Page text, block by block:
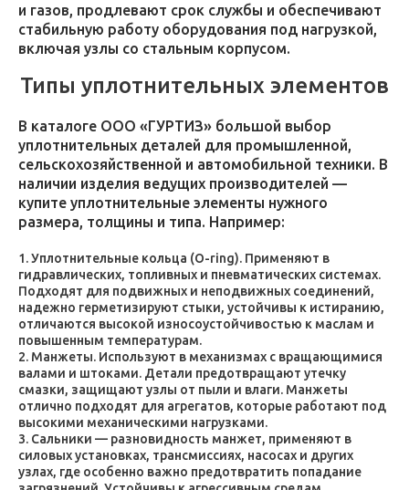
и газов, продлевают срок службы и обеспечивают
стабильную работу оборудования под нагрузкой,
включая узлы со стальным корпусом.
Типы уплотнительных элементов
В каталоге ООО «ГУРТИЗ» большой выбор
уплотнительных деталей для промышленной,
сельскохозяйственной и автомобильной техники. В
наличии изделия ведущих производителей —
купите уплотнительные элементы нужного
размера, толщины и типа. Например:
Уплотнительные кольца (O-ring). Применяют в
гидравлических, топливных и пневматических системах.
Подходят для подвижных и неподвижных соединений,
надежно герметизируют стыки, устойчивы к истиранию,
отличаются высокой износоустойчивостью к маслам и
повышенным температурам.
Манжеты. Используют в механизмах с вращающимися
валами и штоками. Детали предотвращают утечку
смазки, защищают узлы от пыли и влаги. Манжеты
отлично подходят для агрегатов, которые работают под
высокими механическими нагрузками.
Сальники — разновидность манжет, применяют в
силовых установках, трансмиссиях, насосах и других
узлах, где особенно важно предотвратить попадание